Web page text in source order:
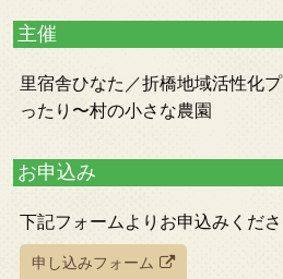
主催
里宿舎ひなた／折橋地域活性化
ったり〜村の小さな農園
お申込み
下記フォームよりお申込みくださ
申し込みフォーム